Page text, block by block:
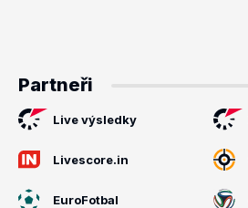
Partneři
Live výsledky
Livescore.in
EuroFotbal